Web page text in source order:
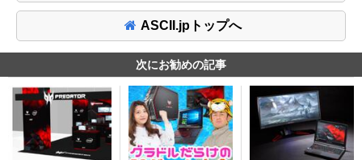
ASCII.jpトップへ
次にお勧めの記事